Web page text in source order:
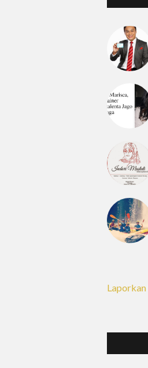
Laporkan